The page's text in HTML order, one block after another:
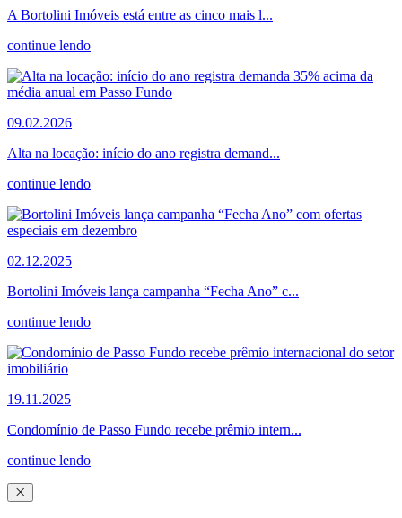
A Bortolini Imóveis está entre as cinco mais l...
continue lendo
09.02.2026
Alta na locação: início do ano registra demand...
continue lendo
02.12.2025
Bortolini Imóveis lança campanha “Fecha Ano” c...
continue lendo
19.11.2025
Condomínio de Passo Fundo recebe prêmio intern...
continue lendo